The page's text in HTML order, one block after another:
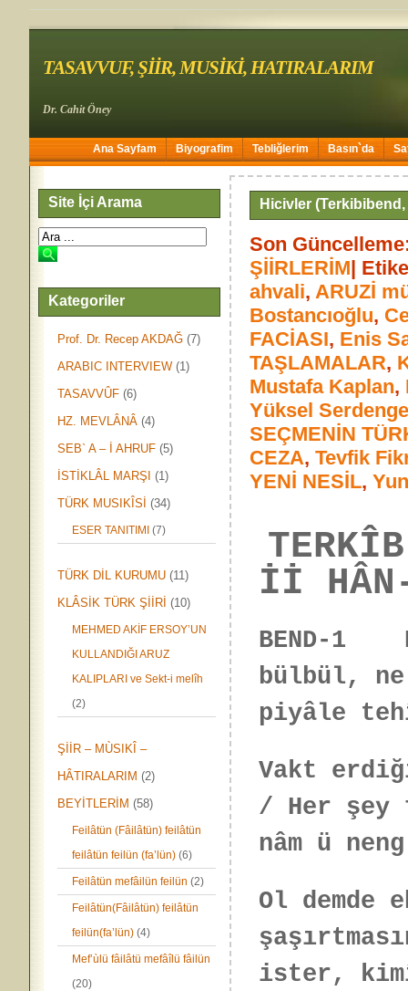
TASAVVUF, ŞİİR, MUSİKİ, HATIRALARIM
Dr. Cahit Öney
Ana Sayfam Biyografim Tebliğlerim Basın`da
Site İçi Arama
Kategoriler
Prof. Dr. Recep AKDAĞ (7)
ARABIC INTERVIEW (1)
TASAVVÛF (6)
HZ. MEVLÂNÂ (4)
SEB` A – İ AHRUF (5)
İSTİKLÂL MARŞI (1)
TÜRK MUSIKÎSİ (34)
ESER TANITIMI (7)
TÜRK DİL KURUMU (11)
KLÂSİK TÜRK ŞİİRİ (10)
MEHMED AKİF ERSOY’UN
KULLANDIĞI ARUZ
KALIPLARI ve Sekt-i melîh
(2)
ŞİİR – MÙSIKÎ –
HÂTIRALARIM (2)
BEYİTLERİM (58)
Feilâtün (Fâilâtün) feilâtün
feilâtün feilün (fa’lün) (6)
Feilâtün mefâilün feilün (2)
Feilâtün(Fâilâtün) feilâtün
feilün(fa’lün) (4)
Mef’ùlü fâilâtü mefâîlü fâilün
(20)
Hicivler
Son
ŞİİRLERİM|
ahvali,ARUZİ
Bostancıoğlu,
FACİASI, Enis
TAŞLAMALAR,
Mustafa Kaplan,
Yüksel
SEÇMENİN
CEZA,Tevfik
YENİ NESİL,
İİ
BEND-1
bülbül,
piyâle
Vakt
/ Her şey
nâm ü neng
Ol demde
ister,